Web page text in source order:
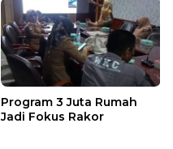
Program 3 Juta Rumah
Jadi Fokus Rakor